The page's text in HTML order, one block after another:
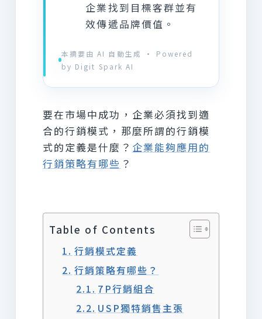
企業找到目標客群並有
效傳遞品牌價值。
本摘要由 AI 自動生成 · Powered
by Digit Spark AI
要在市場中成功，企業必須找到適
合的行銷模式，那麼所謂的行銷模
式的定義是什麼？ 企業能夠應用的
行銷策略有哪些 ？
Table of Contents
行銷模式定義
行銷策略有哪些？
7P行銷組合
USP獨特銷售主張